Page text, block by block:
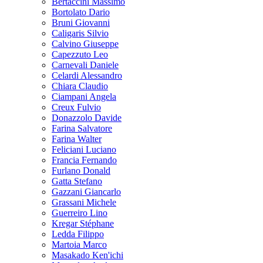
Bortolato Dario
Bruni Giovanni
Caligaris Silvio
Calvino Giuseppe
Capezzuto Leo
Carnevali Daniele
Celardi Alessandro
Chiara Claudio
Ciampani Angela
Creux Fulvio
Donazzolo Davide
Farina Salvatore
Farina Walter
Feliciani Luciano
Francia Fernando
Furlano Donald
Gatta Stefano
Gazzani Giancarlo
Grassani Michele
Guerreiro Lino
Kregar Stéphane
Ledda Filippo
Martoia Marco
Masakado Ken'ichi